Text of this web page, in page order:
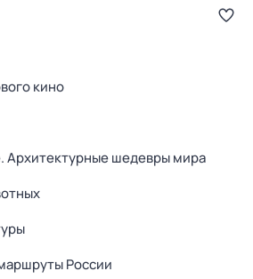
кино
Архитектурные шедевры мира
России